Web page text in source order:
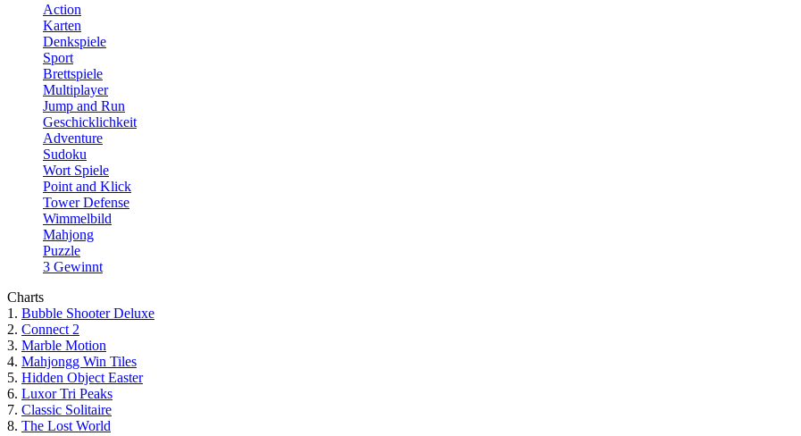
Action
Karten
Denkspiele
Sport
Brettspiele
Multiplayer
Jump and Run
Geschicklichkeit
Adventure
Sudoku
Wort Spiele
Point and Klick
Tower Defense
Wimmelbild
Mahjong
Puzzle
3 Gewinnt
Charts
1. Bubble Shooter Deluxe
2. Connect 2
3. Marble Motion
4. Mahjongg Win Tiles
5. Hidden Object Easter
6. Luxor Tri Peaks
7. Classic Solitaire
8. The Lost World